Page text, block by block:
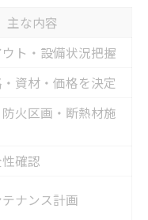
主な内容
ト・設備状況把握
資材・価格を決定
火区画・断熱材施
確認
ナンス計画